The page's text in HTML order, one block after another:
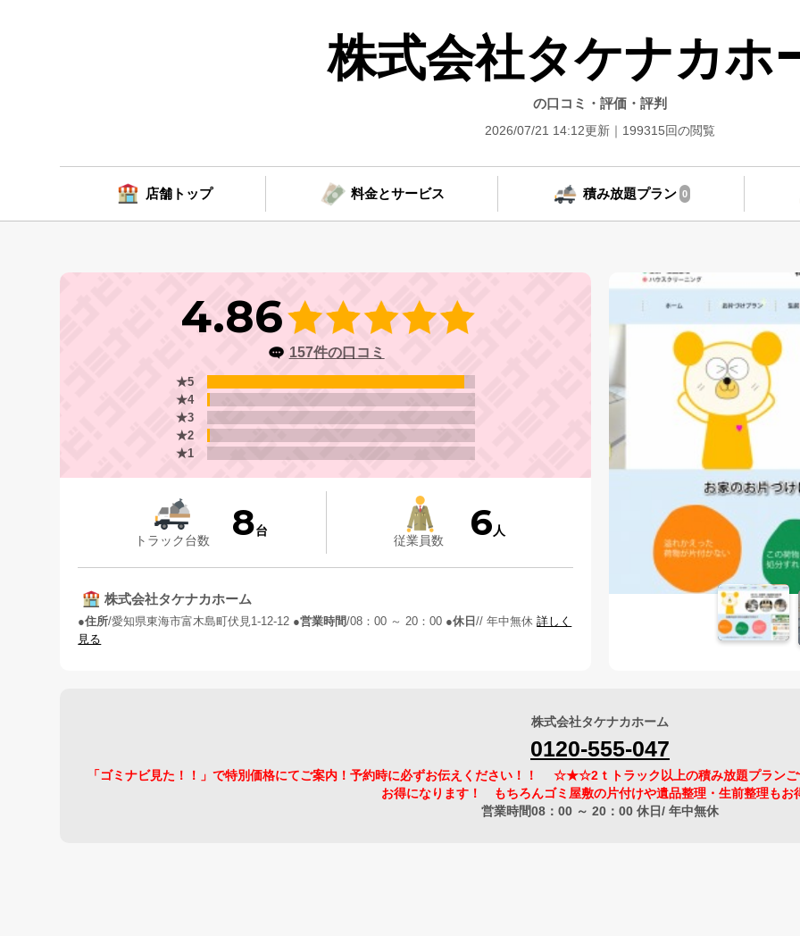
株式会社タケナカホ
の口コミ・評価・評判
2026/07/21 14:12更新 199315回の閲覧
店舗トップ 料金とサービス 積み放題プラン 0
4.86
157件の口コミ
★5
★4
★3
★2
★1
トラック台数 8台
従業員数 6人
株式会社タケナカホーム
住所 愛知県東海市富木島町伏見1-12-12 営業時間 08：00 ～ 20：00 休日 / 年中無休 詳しく
見る
株式会社タケナカホーム
0120-555-047
「ゴミナビ見た！！」で特別価格にてご案内！予約時に必ずお伝えください！！ ☆★☆2ｔトラック以上の積み放題プラ
お得になります！ もちろんゴミ屋敷の片付けや遺品整理・生前整理もお
営業時間08：00 ～ 20：00 休日/ 年中無休